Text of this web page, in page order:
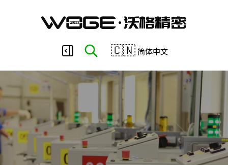
莞
市
沃
🇨🇳 简体中文